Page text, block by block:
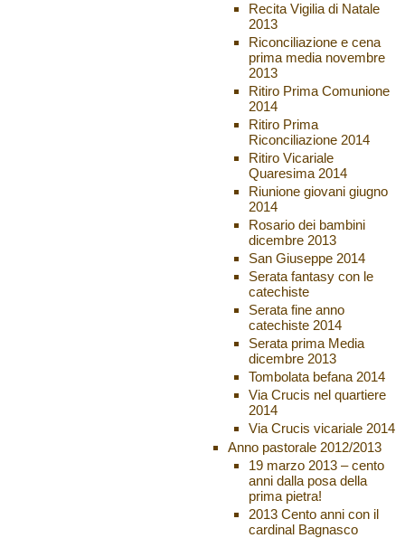
Recita Vigilia di Natale
2013
Riconciliazione e cena
prima media novembre
2013
Ritiro Prima Comunione
2014
Ritiro Prima
Riconciliazione 2014
Ritiro Vicariale
Quaresima 2014
Riunione giovani giugno
2014
Rosario dei bambini
dicembre 2013
San Giuseppe 2014
Serata fantasy con le
catechiste
Serata fine anno
catechiste 2014
Serata prima Media
dicembre 2013
Tombolata befana 2014
Via Crucis nel quartiere
2014
Via Crucis vicariale 2014
Anno pastorale 2012/2013
19 marzo 2013 – cento
anni dalla posa della
prima pietra!
2013 Cento anni con il
cardinal Bagnasco